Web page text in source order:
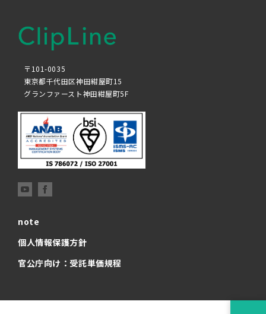
〒101-0035
東京都千代田区神田紺屋町15
グランファースト神田紺屋町5F
note
個人情報保護方針
官公庁向け：受託単価規程